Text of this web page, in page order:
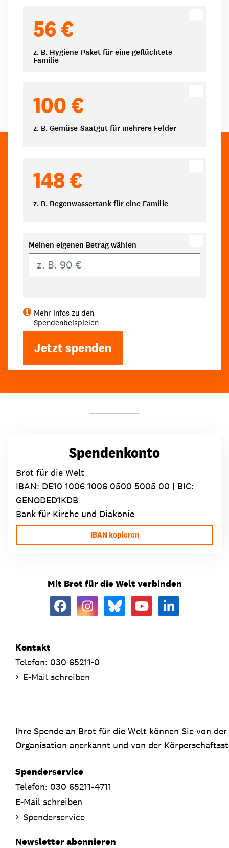
56 €
z. B. Hygiene-Paket für eine geflüchtete
Familie
100 €
z. B. Gemüse-Saatgut für mehrere Felder
148 €
z. B. Regenwassertank für eine Familie
Meinen eigenen Betrag wählen
Mehr Infos zu den
Spendenbeispielen
Jetzt spenden
Spendenkonto
Brot für die Welt
IBAN: DE10 1006 1006 0500 5005 00 | BIC:
GENODED1KDB
Bank für Kirche und Diakonie
IBAN kopieren
Mit Brot für die Welt verbinden
Kontakt
Telefon: 030 65211-0
E-Mail schreiben
Ihre Spende an Brot für die Welt können Sie von
Organisation anerkannt und von der
Spenderservice
Telefon: 030 65211-4711
E-Mail schreiben
Spenderservice
Newsletter abonnieren